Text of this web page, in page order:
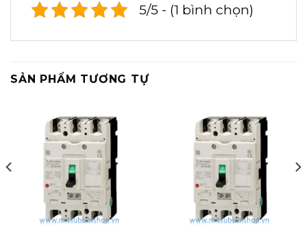
5/5 - (1 bình chọn)
SẢN PHẨM TƯƠNG TỰ